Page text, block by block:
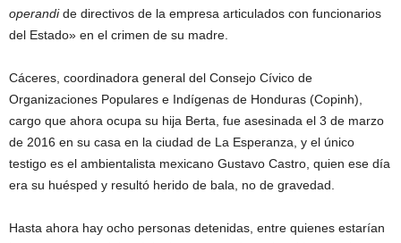
operandide directivos de la empresa articulados con funcionarios
del Estado» en el crimen de su madre.
Cáceres, coordinadora general del Consejo Cívico de
Organizaciones Populares e Indígenas de Honduras (Copinh),
cargo que ahora ocupa su hija Berta, fue asesinada el 3 de marzo
de 2016 en su casa en la ciudad de La Esperanza, y el único
testigo es el ambientalista mexicano Gustavo Castro, quien ese día
era su huésped y resultó herido de bala, no de gravedad.
Hasta ahora hay ocho personas detenidas, entre quienes estarían